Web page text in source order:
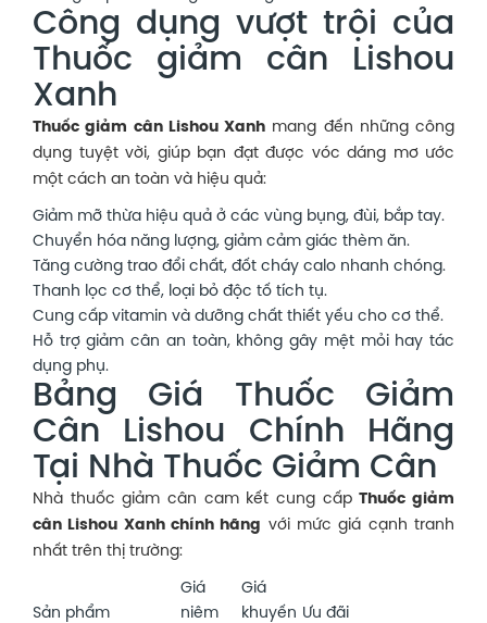
Công dụng vượt trội của
Thuốc giảm cân Lishou
Xanh
Thuốc giảm cân Lishou Xanh mang đến những công
dụng tuyệt vời, giúp bạn đạt được vóc dáng mơ ước
một cách an toàn và hiệu quả:
Giảm mỡ thừa hiệu quả ở các vùng bụng, đùi, bắp tay.
Chuyển hóa năng lượng, giảm cảm giác thèm ăn.
Tăng cường trao đổi chất, đốt cháy calo nhanh chóng.
Thanh lọc cơ thể, loại bỏ độc tố tích tụ.
Cung cấp vitamin và dưỡng chất thiết yếu cho cơ thể.
Hỗ trợ giảm cân an toàn, không gây mệt mỏi hay tác
dụng phụ.
Bảng Giá Thuốc Giảm
Cân Lishou Chính Hãng
Tại Nhà Thuốc Giảm Cân
Nhà thuốc giảm cân cam kết cung cấp Thuốc giảm
cân Lishou Xanh chính hãng với mức giá cạnh tranh
nhất trên thị trường:
Sản phẩm
Giá
niêm
Giá
khuyến Ưu đãi